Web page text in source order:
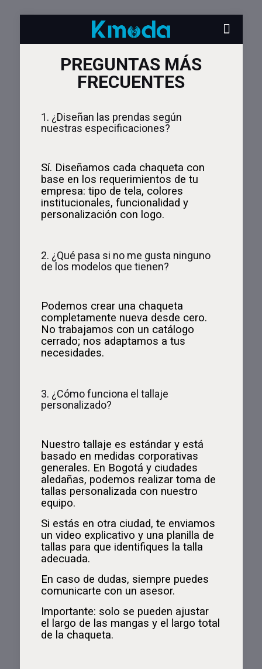
PREGUNTAS MÁS
FRECUENTES
1. ¿Diseñan las prendas según
nuestras especificaciones?
Sí. Diseñamos cada chaqueta con
base en los requerimientos de tu
empresa: tipo de tela, colores
institucionales, funcionalidad y
personalización con logo.
2. ¿Qué pasa si no me gusta ninguno
de los modelos que tienen?
Podemos crear una chaqueta
completamente nueva desde cero.
No trabajamos con un catálogo
cerrado; nos adaptamos a tus
necesidades.
3. ¿Cómo funciona el tallaje
personalizado?
Nuestro tallaje es estándar y está
basado en medidas corporativas
generales. En Bogotá y ciudades
aledañas, podemos realizar toma de
tallas personalizada con nuestro
equipo.
Si estás en otra ciudad, te enviamos
un video explicativo y una planilla de
tallas para que identifiques la talla
adecuada.
En caso de dudas, siempre puedes
comunicarte con un asesor.
Importante: solo se pueden ajustar
el largo de las mangas y el largo total
de la chaqueta.